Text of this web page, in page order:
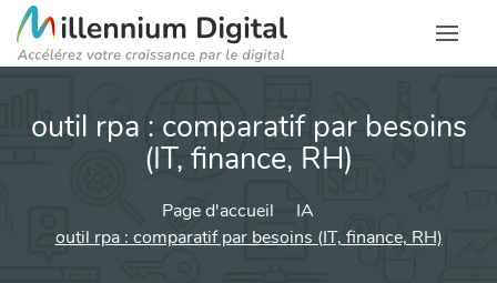
outil rpa : comparatif par besoins
(IT, finance, RH)
Page d'accueil
IA
outil rpa : comparatif par besoins (IT, finance, RH)